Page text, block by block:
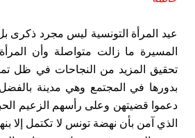
عيد المرأة التونسية ليس مجرد ذكرى
المسيرة ما زالت متواصلة وأن
تحقيق المزيد من النجاحات في ظل
بدورها في المجتمع وهي مدينة
دعموا قضيتهن وعلى رأسهم الزعيم
الذي آمن بأن نهضة تونس لا تكتمل إلا